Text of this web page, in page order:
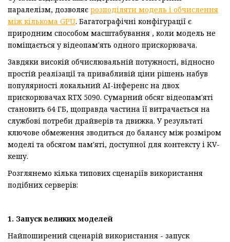
паралелізм, дозволяє розподіляти модель і обчислення
між кількома GPU. Багатографічні конфігурації є
природним способом масштабування , коли модель не
поміщається у відеопам'ять одного прискорювача.
Завдяки високій обчислювальній потужності, відносно
простій реалізації та привабливій ціни рішень набув
популярності локальний AI-інференс на двох
прискорювачах RTX 5090. Сумарний обсяг відеопам'яті
становить 64 ГБ, щоправда частина її витрачається на
службові потреби драйверів та движка. У результаті
ключове обмеження зводиться до балансу між розміром
моделі та обсягом пам'яті, доступної для контексту і KV-
кешу.
Розглянемо кілька типових сценаріїв використання
подібних серверів:
1. Запуск великих моделей
Найпоширений сценарій використання - запуск